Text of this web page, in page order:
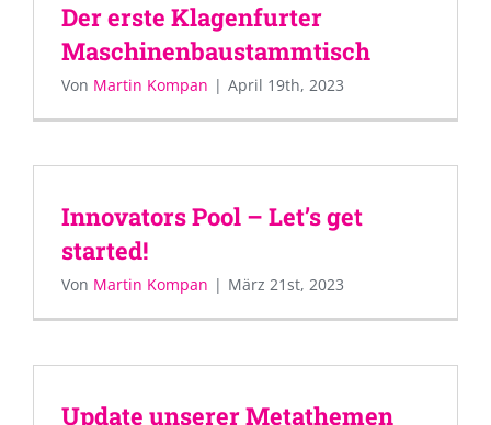
Der erste Klagenfurter
Maschinenbaustammtisch
Von Martin Kompan | April 19th, 2023
Innovators Pool – Let’s get
started!
Von Martin Kompan | März 21st, 2023
Update unserer Metathemen